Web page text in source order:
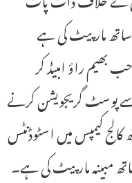
مارپیٹ کی ہے
بھیم راؤ امبیڈ کر
پوسٹ گریجویشن کرنے
کیمپس میں اسٹوڈنٹس
مارپیٹ کی ہے۔